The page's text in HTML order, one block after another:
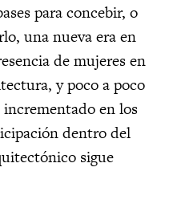
para concebir, o
una nueva era en
de mujeres en
y poco a poco
en los
dentro del
sigue